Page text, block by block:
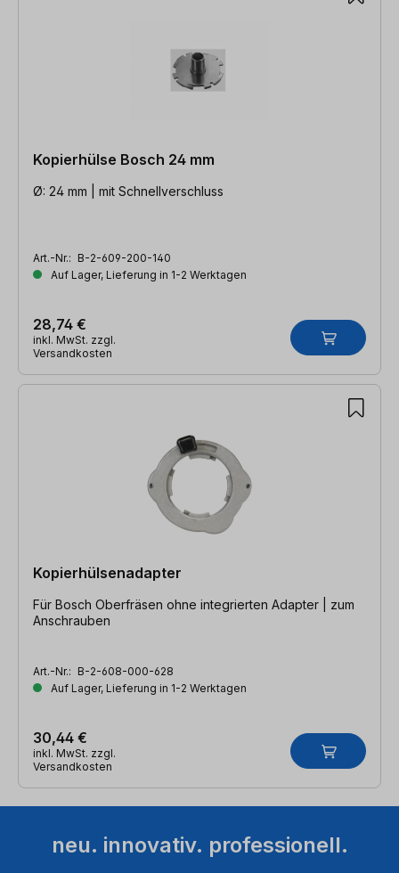
Kopierhülse Bosch 24 mm
Ø: 24 mm | mit Schnellverschluss
Art.-Nr.: B-2-609-200-140
Auf Lager, Lieferung in 1-2 Werktagen
28,74 €
inkl. MwSt. zzgl.
Versandkosten
Kopierhülsenadapter
Für Bosch Oberfräsen ohne integrierten Adapter | zum
Anschrauben
Art.-Nr.: B-2-608-000-628
Auf Lager, Lieferung in 1-2 Werktagen
30,44 €
inkl. MwSt. zzgl.
Versandkosten
neu. innovativ. professionell.